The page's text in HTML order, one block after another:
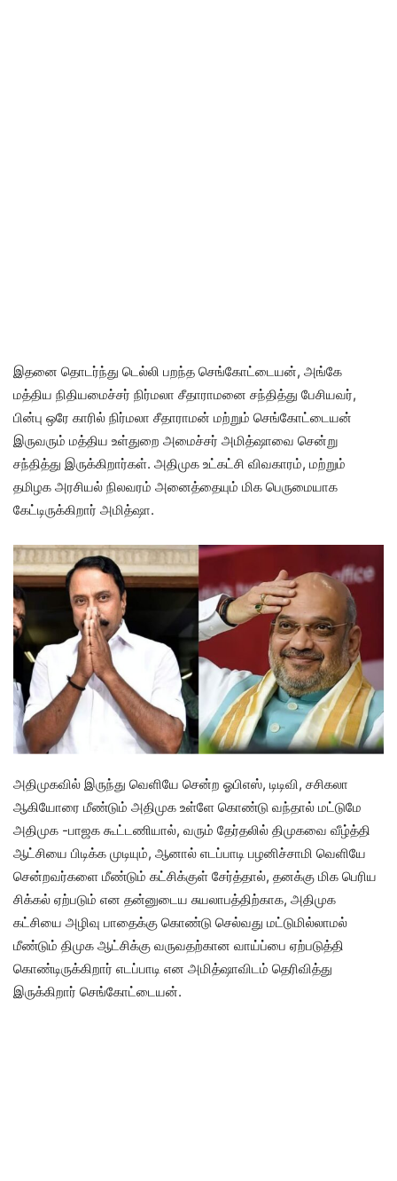
இதனை தொடர்ந்து டெல்லி பறந்த செங்கோட்டையன், அங்கே
மத்திய நிதியமைச்சர் நிர்மலா சீதாராமனை சந்தித்து பேசியவர்,
பின்பு ஒரே காரில் நிர்மலா சீதாராமன் மற்றும் செங்கோட்டையன்
இருவரும் மத்திய உள்துறை அமைச்சர் அமித்ஷாவை சென்று
சந்தித்து இருக்கிறார்கள். அதிமுக உட்கட்சி விவகாரம், மற்றும்
தமிழக அரசியல் நிலவரம் அனைத்தையும் மிக பெருமையாக
கேட்டிருக்கிறார் அமித்ஷா.
அதிமுகவில் இருந்து வெளியே சென்ற ஓபிஎஸ், டிடிவி, சசிகலா
ஆகியோரை மீண்டும் அதிமுக உள்ளே கொண்டு வந்தால் மட்டுமே
அதிமுக -பாஜக கூட்டணியால், வரும் தேர்தலில் திமுகவை வீழ்த்தி
ஆட்சியை பிடிக்க முடியும், ஆனால் எடப்பாடி பழனிச்சாமி வெளியே
சென்றவர்களை மீண்டும் கட்சிக்குள் சேர்த்தால், தனக்கு மிக பெரிய
சிக்கல் ஏற்படும் என தன்னுடைய சுயலாபத்திற்காக, அதிமுக
கட்சியை அழிவு பாதைக்கு கொண்டு செல்வது மட்டுமில்லாமல்
மீண்டும் திமுக ஆட்சிக்கு வருவதற்கான வாய்ப்பை ஏற்படுத்தி
கொண்டிருக்கிறார் எடப்பாடி என அமித்ஷாவிடம் தெரிவித்து
இருக்கிறார் செங்கோட்டையன்.